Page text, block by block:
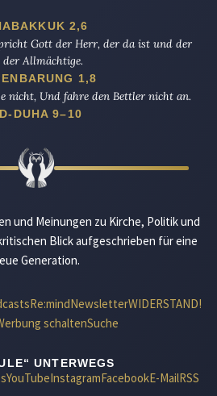
2,6
Gott der Herr, der da ist und der
Allmächtige.
1,8
nicht, Und fahre den Bettler nicht an.
DUHA 9–10
und Meinungen zu Kirche, Politik und
Blick aufgeschrieben für eine
Generation.
Re:mindNewsletterWIDERSTAND!
schaltenSuche
UNTERWEGS
YouTubeInstagramFacebookE-MailRSS